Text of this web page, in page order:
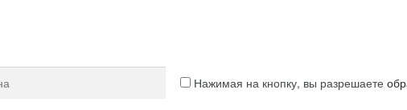
Нажимая на кнопку, вы разрешаете